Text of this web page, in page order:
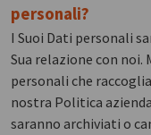
personali?
I Suoi Dati personali
Sua relazione con noi.
personali che
nostra Politica
saranno archiviati o